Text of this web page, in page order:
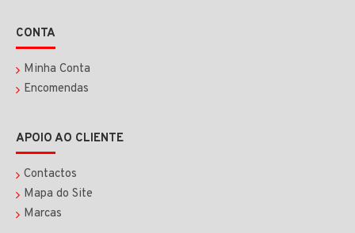
CONTA
Minha Conta
Encomendas
APOIO AO CLIENTE
Contactos
Mapa do Site
Marcas